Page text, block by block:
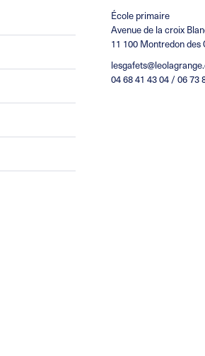
École primaire
Avenue de la croix
11 100 Montredon des
04 68 41 43 04 / 06 73